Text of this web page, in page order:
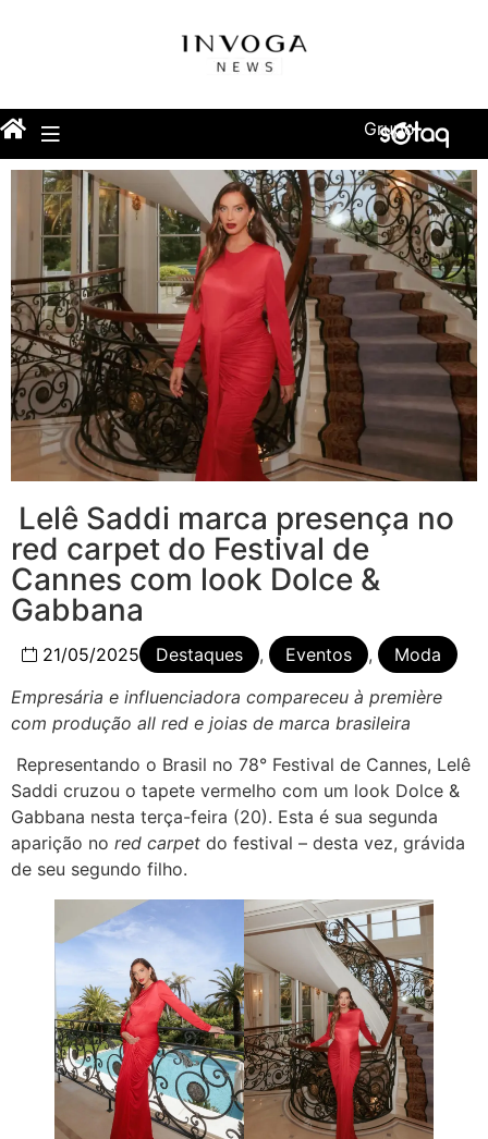
Grupo
Lelê Saddi marca presença no
red carpet do Festival de
Cannes com look Dolce &
Gabbana
21/05/2025 Destaques , Eventos ,
Moda
Empresária e influenciadora compareceu à première
com produção all red e joias de marca brasileira
Representando o Brasil no 78° Festival de Cannes, Lelê
Saddi cruzou o tapete vermelho com um look Dolce &
Gabbana nesta terça-feira (20). Esta é sua segunda
aparição no red carpet do festival – desta vez, grávida
de seu segundo filho.